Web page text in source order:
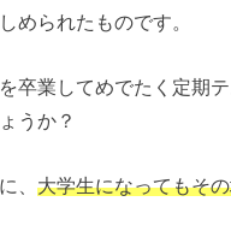
められたものです。
卒業してめでたく定期
うか？
、大学生になってもそ